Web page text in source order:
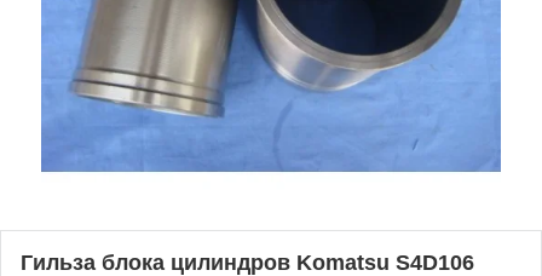
Гильза блока цилиндров Komatsu S4D106